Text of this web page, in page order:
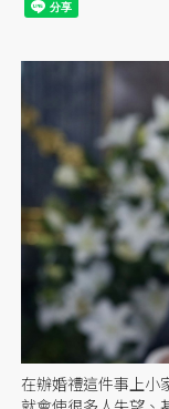
在辦婚禮這件事上小